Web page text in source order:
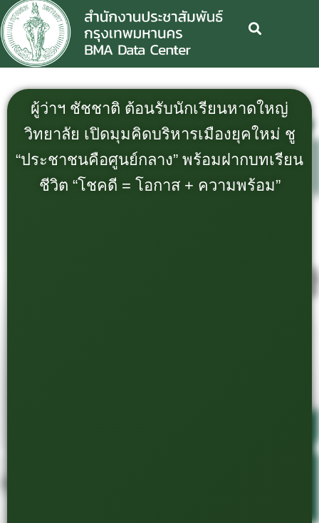
ผู้ว่าฯ ชัชชาติ ต้อนรับนักเรียนหาดใหญ่
วิทยาลัย เปิดมุมคิดบริหารเมืองยุคใหม่ ชู
“ประชาชนคือศูนย์กลาง” พร้อมฝากบทเรียน
ชีวิต “โชคดี = โอกาส + ความพร้อม”